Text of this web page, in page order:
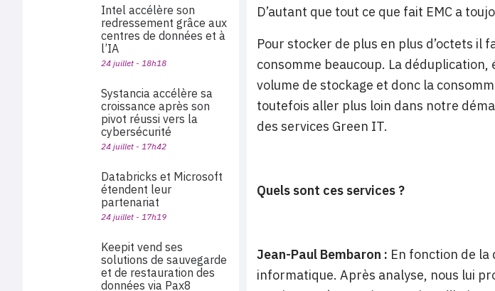
D’autant que tout ce que fait EMC a
Pour stocker de plus en plus d’octets il
consomme beaucoup. La
volume de stockage et donc la
toutefois aller plus loin dans notre
des services Green IT.
Quels sont ces services ?
Jean-Paul Bembaron : En fonction de la
informatique. Après analyse, nous lui
Intel accélère son
redressement grâce aux
centres de données et à
l’IA
24 juillet - 18h18
Systancia accélère sa
croissance après son
pivot réussi vers la
cybersécurité
24 juillet - 17h42
Databricks et Microsoft
étendent leur
partenariat
24 juillet - 17h19
Keepit vend ses
solutions de sauvegarde
et de restauration des
données via Pax8